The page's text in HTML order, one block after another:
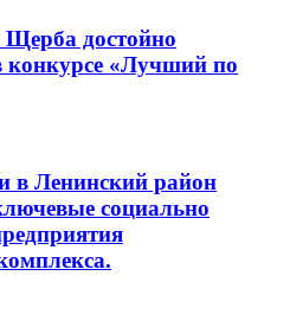
достойно
конкурсе «Лучший по
в Ленинский район
социально